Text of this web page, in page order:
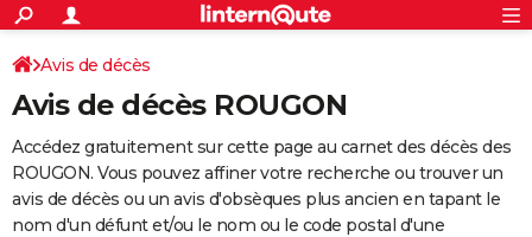
ACTUALITÉS
Politique
Société
Faits Divers
Education
Monde
Villes
+
SPORT
Coupe du monde 2026
Football
Tennis
Cyclisme
Rugby
Forum
Programme TV
TNT
Streaming
Cinéma
Sorties cinéma
Musique
+
FINANCE
Retraite
Epargne
Immobilier
Risques naturels par ville
Banque
Assurance
AUTO
Avis de décès
Avis de décès ROUGON
Accédez gratuitement sur cette page au carnet des décès des
ROUGON. Vous pouvez affiner votre recherche ou trouver un
avis de décès ou un avis d'obsèques plus ancien en tapant le
nom d'un défunt et/ou le nom ou le code postal d'une